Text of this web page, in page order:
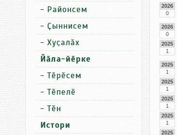
2026
0
2026
0
2025
1
2025
1
2025
1
2025
1
2025
1
2025
- Районсем
- Ҫыннисем
- Хуҫалӑх
Йӑла-йӗрке
- Тӗрӗсем
- Тӗпелӗ
- Тӗн
Истори